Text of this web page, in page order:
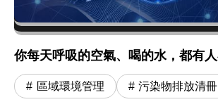
你每天呼吸的空氣、喝的水，都有人
區域環境管理 污染物排放清冊